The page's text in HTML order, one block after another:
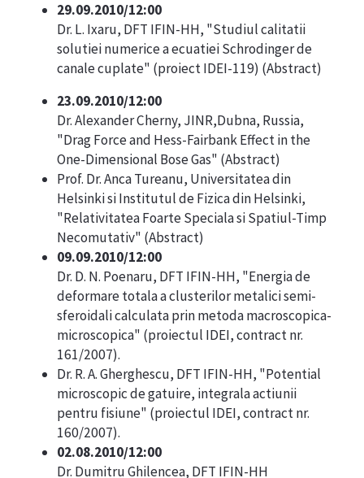
29.09.2010/12:00
Dr. L. Ixaru, DFT IFIN-HH, "Studiul calitatii
solutiei numerice a ecuatiei Schrodinger de
canale cuplate" (proiect IDEI-119) (Abstract)
23.09.2010/12:00
Dr. Alexander Cherny, JINR,Dubna, Russia,
"Drag Force and Hess-Fairbank Effect in the
One-Dimensional Bose Gas" (Abstract)
Prof. Dr. Anca Tureanu, Universitatea din
Helsinki si Institutul de Fizica din Helsinki,
"Relativitatea Foarte Speciala si Spatiul-Timp
Necomutativ" (Abstract)
09.09.2010/12:00
Dr. D. N. Poenaru, DFT IFIN-HH, "Energia de
deformare totala a clusterilor metalici semi-
sferoidali calculata prin metoda macroscopica-
microscopica" (proiectul IDEI, contract nr.
161/2007).
Dr. R. A. Gherghescu, DFT IFIN-HH, "Potential
microscopic de gatuire, integrala actiunii
pentru fisiune" (proiectul IDEI, contract nr.
160/2007).
02.08.2010/12:00
Dr. Dumitru Ghilencea, DFT IFIN-HH